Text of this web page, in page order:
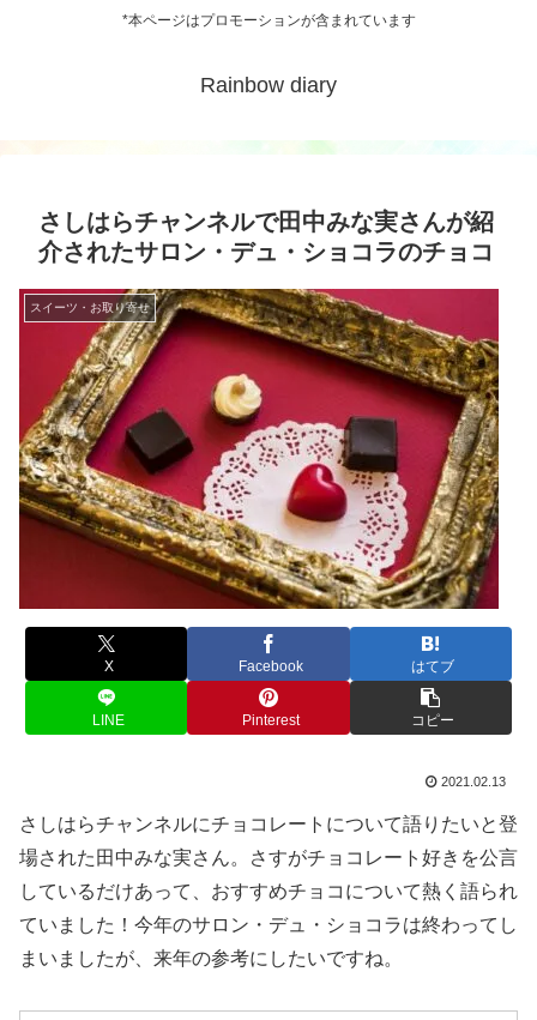
*本ページはプロモーションが含まれています
Rainbow diary
さしはらチャンネルで田中みな実さんが紹
介されたサロン・デュ・ショコラのチョコ
スイーツ・お取り寄せ
X Facebook はてブ
LINE Pinterest コピー
2021.02.13
さしはらチャンネルにチョコレートについて語りたいと登
場された田中みな実さん。さすがチョコレート好きを公言
しているだけあって、おすすめチョコについて熱く語られ
ていました！今年のサロン・デュ・ショコラは終わってし
まいましたが、来年の参考にしたいですね。